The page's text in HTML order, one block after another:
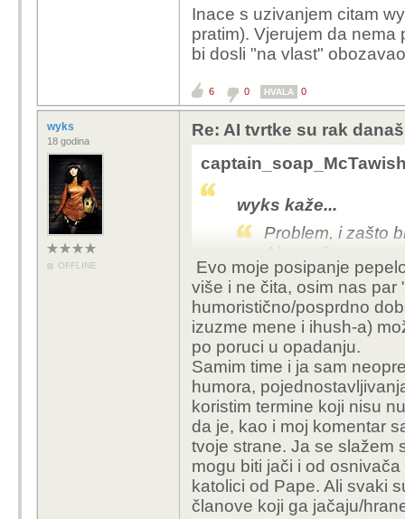
Inace s uzivanjem citam
pratim). Vjerujem da
bi dosli "na vlast"
6 0 HVALA 0
wyks
18 godina
OFFLINE
Re: AI tvrtke su rak
wyks kaže...
Problem, i zašto
imaju opipljive
Musk čru nacist
nedvojbeno
ICE polomi
netko tko je to
SpaceXa - koliko
jer je Musk
A sto je onda s cijelim
ICE-u da lomi noge
Trumpa, pa do
do onih koji rade u
Svima se manicne
Evo moje posipanje
više i ne čita, osim nas
humoristično/posprdno
izuzme mene i ihush-a)
po poruci u opadanju.
Samim time i ja sam
humora,
koristim termine koji nisu
da je, kao i moj komentar
tvoje strane. Ja se slažem
mogu biti jači i od
katolici od Pape. Ali svaki
članove koji ga jačaju/